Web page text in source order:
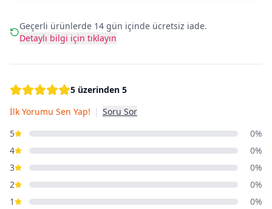
Geçerli ürünlerde 14 gün içinde ücretsiz iade.
Detaylı bilgi için tıklayın
5 üzerinden 5
İlk Yorumu Sen Yap! | Soru Sor
5
0%
4
0%
3
0%
2
0%
1
0%